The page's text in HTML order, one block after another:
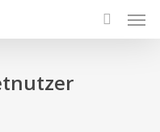
search